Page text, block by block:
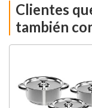
Capacidad
Lavavajillas
Hecho en
Clientes
también